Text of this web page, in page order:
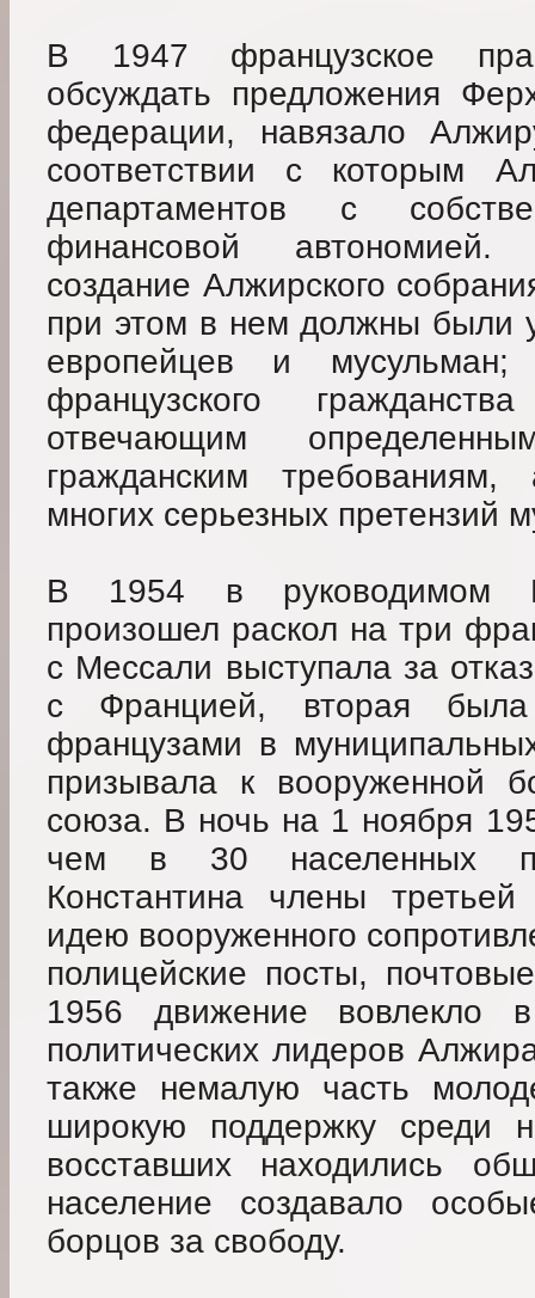
В 1947 французское
обсуждать предложения
федерации, навязало
соответствии с которым
департаментов с
финансовой автономией.
создание Алжирского
при этом в нем должны были
европейцев и мусульман;
французского
отвечающим
гражданским
многих серьезных претензий
В 1954 в руководимом
произошел раскол на три
с Мессали выступала за
с Францией, вторая была
французами в
призывала к вооруженной
союза. В ночь на 1 ноября
чем в 30 населенных
Константина члены третьей
идею вооруженного
полицейские посты,
1956 движение вовлекло
политических лидеров
также немалую часть
широкую поддержку среди
восставших находились
население создавало
борцов за свободу.